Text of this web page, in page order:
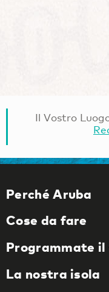
Il Vostro
Perché Aruba
Cose da fare
Programmate
La nostra isola